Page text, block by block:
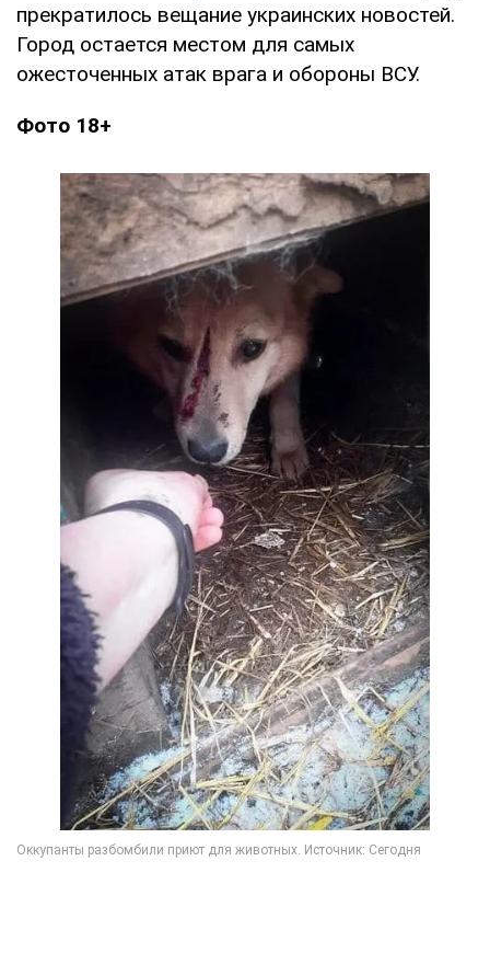
прекратилось вещание украинских новостей.
Город остается местом для самых
ожесточенных атак врага и обороны ВСУ.
Фото 18+